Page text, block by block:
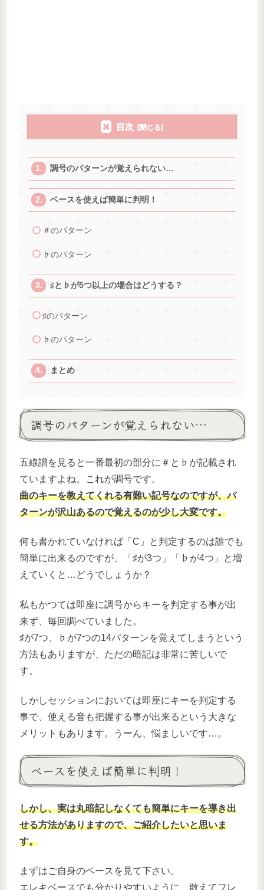
目次
調号のパターンが覚えられない…
ベースを使えば簡単に判明！
＃のパターン
♭のパターン
♯と♭が5つ以上の場合はどうする？
♯のパターン
♭のパターン
まとめ
調号のパターンが覚えられない…
五線譜を見ると一番最初の部分に＃と♭が記載され
ていますよね。これが調号です。
曲のキーを教えてくれる有難い記号なのですが、パ
ターンが沢山あるので覚えるのが少し大変です。
何も書かれていなければ「C」と判定するのは誰でも
簡単に出来るのですが、「♯が3つ」「♭が4つ」と増
えていくと…どうでしょうか？
私もかつては即座に調号からキーを判定する事が出
来ず、毎回調べていました。
♯が7つ、♭が7つの14パターンを覚えてしまうという
方法もありますが、ただの暗記は非常に苦しいで
す。
しかしセッションにおいては即座にキーを判定する
事で、使える音も把握する事が出来るという大きな
メリットもあります。うーん、悩ましいです…。
ベースを使えば簡単に判明！
しかし、実は丸暗記しなくても簡単にキーを導き出
せる方法がありますので、ご紹介したいと思いま
す。
まずはご自身のベースを見て下さい。
エレキベースでも分かりやすいように、敢えてフレ